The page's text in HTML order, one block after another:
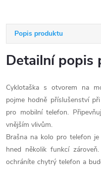
Popis produktu
Detailní popis
Cyklotaška s otvorem na
pojme hodně příslušenství
pro mobilní telefon.
vnějším vlivům.
Brašna na kolo pro telefon
hned několik funkcí
ochráníte chytrý telefon a